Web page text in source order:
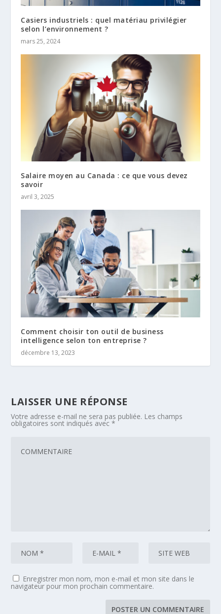
Casiers industriels : quel matériau privilégier
selon l’environnement ?
mars 25, 2024
Salaire moyen au Canada : ce que vous devez
savoir
avril 3, 2025
Comment choisir ton outil de business
intelligence selon ton entreprise ?
décembre 13, 2023
LAISSER UNE RÉPONSE
Votre adresse e-mail ne sera pas publiée. Les champs
obligatoires sont indiqués avec*
Enregistrer mon nom, mon e-mail et mon site dans le
navigateur pour mon prochain commentaire.